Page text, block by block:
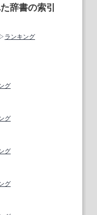
辞書の索引
ランキング
グ
グ
グ
グ